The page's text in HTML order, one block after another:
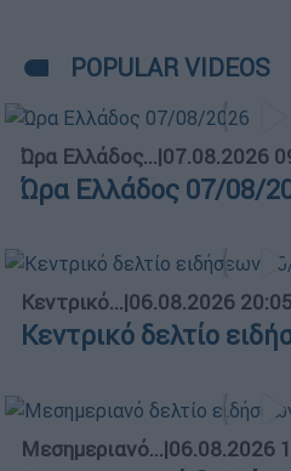
POPULAR VIDEOS
Ώρα Ελλάδος...|07.08.2026
Ώρα Ελλάδος 07/08/
Κεντρικό...|06.08.2026 20:05
Κεντρικό δελτίο
Μεσημεριανό...|06.08.2026